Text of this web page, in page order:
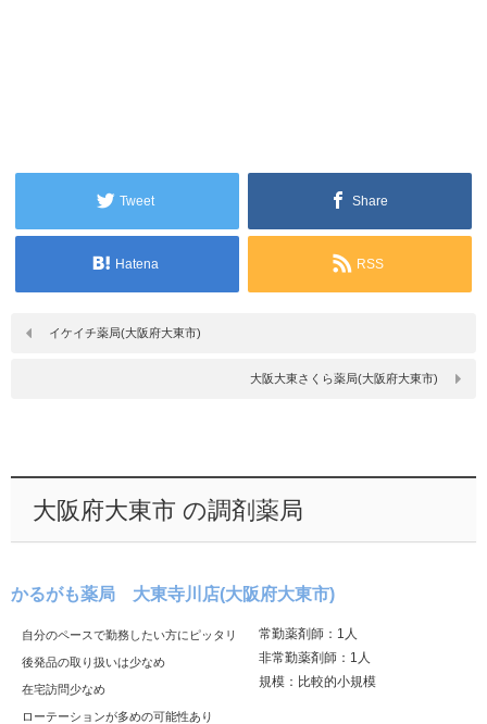
Tweet Share
Hatena RSS
イケイチ薬局(大阪府大東市)
大阪大東さくら薬局(大阪府大東市)
大阪府大東市 の調剤薬局
かるがも薬局 大東寺川店(大阪府大東市)
自分のペースで勤務したい方にピッタリ
後発品の取り扱いは少なめ
在宅訪問少なめ
ローテーションが多めの可能性あり
常勤薬剤師：1人
非常勤薬剤師：1人
規模：比較的小規模